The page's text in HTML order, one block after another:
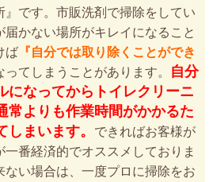
です。市販洗剤で掃除をしてい
かない場所がキレイになること
ば 『自分では取り除くことができ
ってしまうことがあります。
自分
になってからトイレクリーニ
常よりも作業時間がかかるた
まいます。
できればお客様が
番経済的でオススメしておりま
い場合は、一度プロに掃除をお